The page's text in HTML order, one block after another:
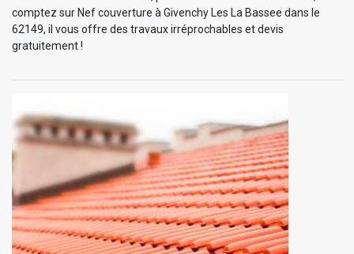
comptez sur Nef couverture à Givenchy Les La Bassee dans le
62149, il vous offre des travaux irréprochables et devis
gratuitement !